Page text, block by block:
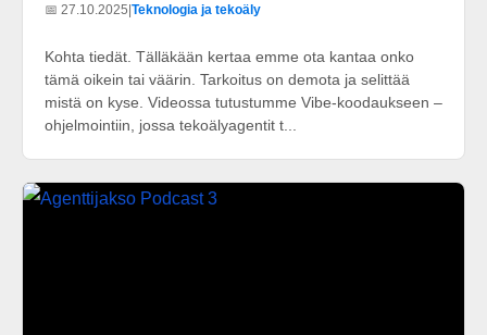
📅 27.10.2025|Teknologia ja tekoäly
Kohta tiedät. Tälläkään kertaa emme ota kantaa onko
tämä oikein tai väärin. Tarkoitus on demota ja selittää
mistä on kyse. Videossa tutustumme Vibe-koodaukseen –
ohjelmointiin, jossa tekoälyagentit t...